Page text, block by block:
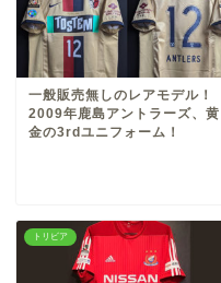
一般販売無しのレアモデル！
2009年鹿島アントラーズ、黄
金の3rdユニフォーム！
トリビア